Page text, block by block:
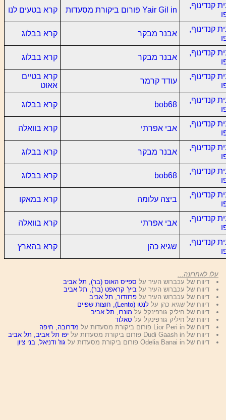
קנדינוף,
Yair Gil in פורום ביקורת מסעדות קרא בטעים לנו
קנדינוף,
אבנר מבקר קרא בבלוג
קנדינוף,
אבנר מבקר קרא בבלוג
קנדינוף,
עודד קרמר
קרא בטיים
אאוט
קנדינוף,
bob68 קרא בבלוג
קנדינוף,
אבי אפרתי קרא בוואלה
קנדינוף,
אבנר מבקר קרא בבלוג
קנדינוף,
bob68 קרא בבלוג
קנדינוף,
ביצה עלומה קרא במאקו
קנדינוף,
אבי אפרתי קרא בוואלה
קנדינוף,
שגיא כהן קרא בהארץ
עלו לאחרונה...
דיווח של עכברוש העיר על ספייס האוס (בר), תל אביב
דיווח של עכברוש העיר על ביץ' קראפט (בר), תל אביב
דיווח של עכברוש העיר עלפרוזדור, תל אביב
דיווח של שגיא כהן עללנטו (Lento), חוצות שפיים
דיווח של חיליק גורפינקל על מונרו, תל אביב
דיווח של חיליק גורפינקל על סאלוד
דיווח של Lior Peri in פורום ביקורת מסעדות על
מדרובה, חיפה
דיווח של Dudi Gaash in פורום ביקורת מסעדות על
יפו תל אביב, תל אביב
דיווח של Odelia Banai in פורום ביקורת מסעדות על
גוז' ודניאל, בני ציון